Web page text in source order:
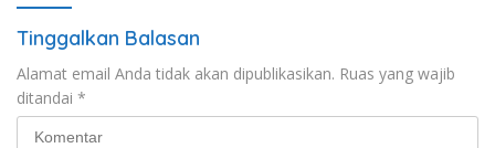
Tinggalkan Balasan
Alamat email Anda tidak akan dipublikasikan. Ruas yang wajib
ditandai *